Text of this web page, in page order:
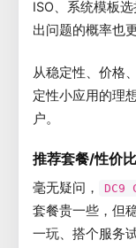
ISO、系统模板
出问题的概率也
从稳定性、价格
定性小应用的理
户。
推荐套餐/性价
毫无疑问， DC9
套餐贵一些，但
一玩、搭个服务